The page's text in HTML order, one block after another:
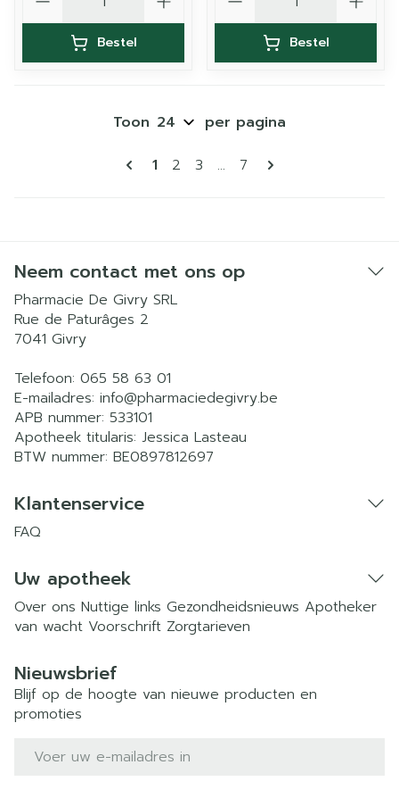
Bestel Bestel
Pagina's
U lees momenteel pagina
1 Pagina
2 Pagina
3 ... Pagina
7
Toon per pagina
Neem contact met ons op
Pharmacie De Givry SRL
Rue de Paturâges 2
7041 Givry
Telefoon: 065 58 63 01
E-mailadres: info@pharmaciedegivry.be
APB nummer: 533101
Apotheek titularis: Jessica Lasteau
BTW nummer: BE0897812697
Klantenservice
FAQ
Uw apotheek
Over ons Nuttige links Gezondheidsnieuws Apotheker
van wacht Voorschrift Zorgtarieven
Nieuwsbrief
Blijf op de hoogte van nieuwe producten en
promoties
E-mail adres